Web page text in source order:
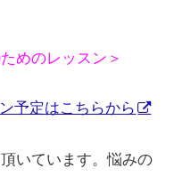
めのレッスン＞
予定はこちらから
いています。悩みの